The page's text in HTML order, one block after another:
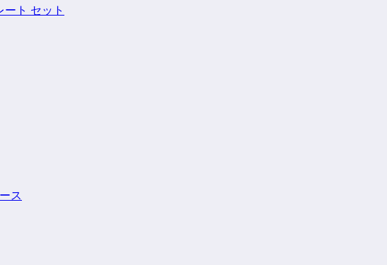
ト セット
ス